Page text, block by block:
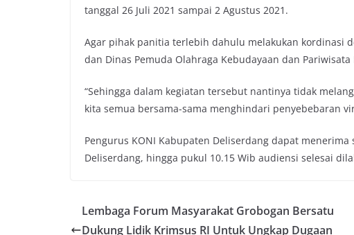
tanggal 26 Juli 2021 sampai 2 Agustus 2021.
Agar pihak panitia terlebih dahulu melakukan kordinasi
dan Dinas Pemuda Olahraga Kebudayaan dan
“Sehingga dalam kegiatan tersebut nantinya tidak
kita semua bersama-sama menghindari penyebebaran
Pengurus KONI Kabupaten Deliserdang dapat
Deliserdang, hingga pukul 10.15 Wib audiensi selesai
Lembaga Forum Masyarakat Grobogan Bersatu
Dukung Lidik Krimsus RI Untuk Ungkap Dugaan